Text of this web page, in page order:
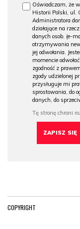
Oświadczam, że
Historii Polski, ul.
Administratora
działające na
danych osob. (e-
otrzymywania
jej odwołania.
momencie
zgodność z
zgody udzielonej
przysługuje mi
sprostowania, do
danych, do
COPYRIGHT